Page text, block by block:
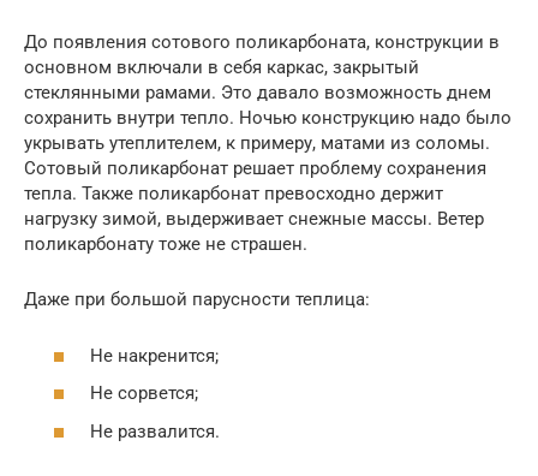
До появления сотового поликарбоната, конструкции в
основном включали в себя каркас, закрытый
стеклянными рамами. Это давало возможность днем
сохранить внутри тепло. Ночью конструкцию надо было
укрывать утеплителем, к примеру, матами из соломы.
Сотовый поликарбонат решает проблему сохранения
тепла. Также поликарбонат превосходно держит
нагрузку зимой, выдерживает снежные массы. Ветер
поликарбонату тоже не страшен.
Даже при большой парусности теплица:
Не накренится;
Не сорвется;
Не развалится.